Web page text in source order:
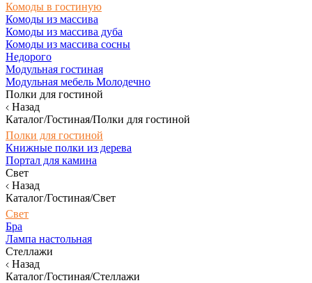
Комоды в гостиную
Комоды из массива
Комоды из массива дуба
Комоды из массива сосны
Недорого
Модульная гостиная
Модульная мебель Молодечно
Полки для гостиной
Назад
Каталог/Гостиная/Полки для гостиной
Полки для гостиной
Книжные полки из дерева
Портал для камина
Свет
Назад
Каталог/Гостиная/Свет
Свет
Бра
Лампа настольная
Стеллажи
Назад
Каталог/Гостиная/Стеллажи